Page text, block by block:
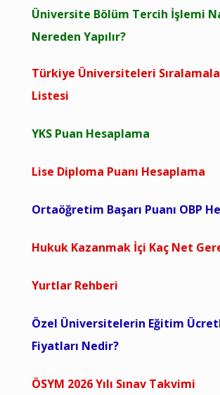
Üniversite Bölüm Tercih İşlemi
Nereden Yapılır?
Türkiye Üniversiteleri
Listesi
YKS Puan Hesaplama
Lise Diploma Puanı Hesaplama
Ortaöğretim Başarı Puanı OBP
Hukuk Kazanmak İçi Kaç Net
Yurtlar Rehberi
Özel Üniversitelerin Eğitim
Fiyatları Nedir?
ÖSYM 2026 Yılı Sınav Takvimi